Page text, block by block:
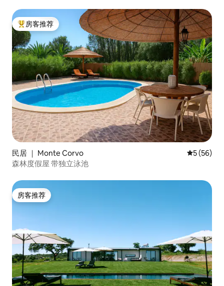
热门「房客推荐」
房客推荐
民居 ｜ Monte Corvo 平均评分
5 (56)
森林度假屋 带独立泳池
房客推荐
房客推荐